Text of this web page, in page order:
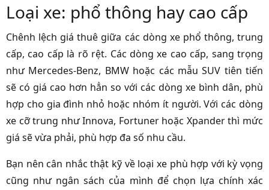
Loại xe: phổ thông hay cao cấp
Chênh lệch giá thuê giữa các dòng xe phổ thông, trung
cấp, cao cấp là rõ rệt. Các dòng xe cao cấp, sang trọng
như Mercedes-Benz, BMW hoặc các mẫu SUV tiên tiến
sẽ có giá cao hơn hẳn so với các dòng xe bình dân, phù
hợp cho gia đình nhỏ hoặc nhóm ít người. Với các dòng
xe cỡ trung như Innova, Fortuner hoặc Xpander thì mức
giá sẽ vừa phải, phù hợp đa số nhu cầu.
Bạn nên cân nhắc thật kỹ về loại xe phù hợp với kỳ vọng
cũng như ngân sách của mình để chọn lựa chính xác